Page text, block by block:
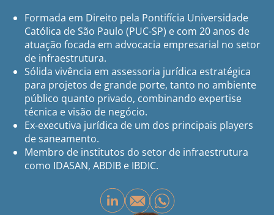
Formada em Direito pela Pontifícia Universidade
Católica de São Paulo (PUC-SP) e com 20 anos de
atuação focada em advocacia empresarial no setor
de infraestrutura.
Sólida vivência em assessoria jurídica estratégica
para projetos de grande porte, tanto no ambiente
público quanto privado, combinando expertise
técnica e visão de negócio.
Ex-executiva jurídica de um dos principais players
de saneamento.
Membro de institutos do setor de infraestrutura
como IDASAN, ABDIB e IBDIC.